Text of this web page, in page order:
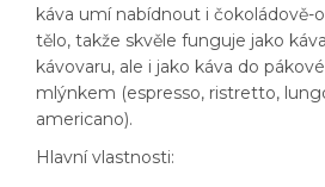
káva umí nabídnout i čokoládově-
tělo, takže skvěle funguje jako
kávovaru, ale i jako káva do
mlýnkem (espresso, ristretto,
americano).
Hlavní vlastnosti: